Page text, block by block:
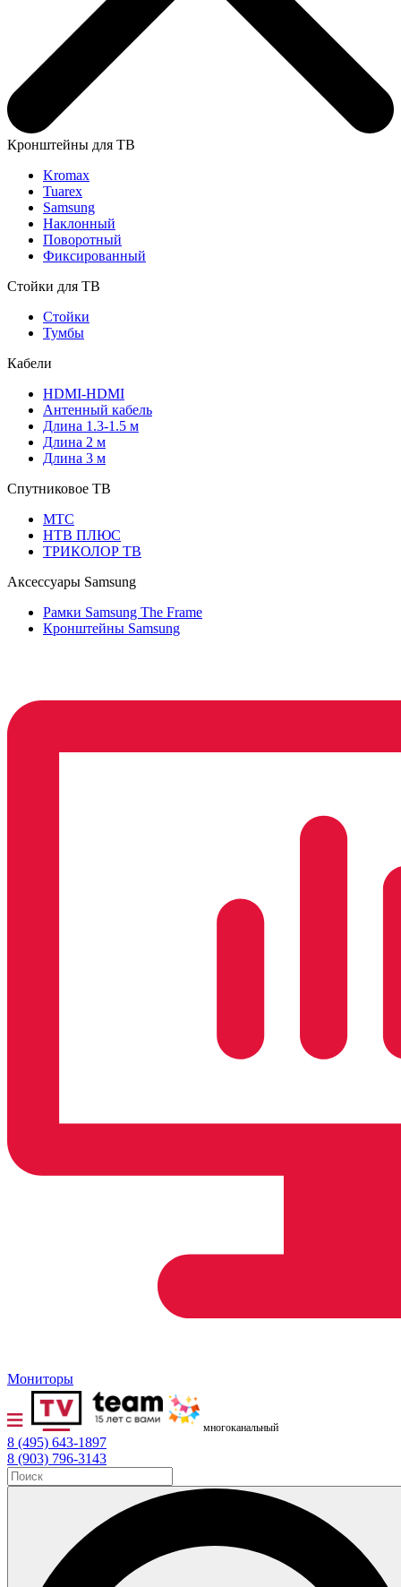
Кронштейны для ТВ
Kromax
Tuarex
Samsung
Наклонный
Поворотный
Фиксированный
Стойки для ТВ
Стойки
Тумбы
Кабели
HDMI-HDMI
Антенный кабель
Длина 1.3-1.5 м
Длина 2 м
Длина 3 м
Спутниковое ТВ
МТС
НТВ ПЛЮС
ТРИКОЛОР ТВ
Аксессуары Samsung
Рамки Samsung The Frame
Кронштейны Samsung
Мониторы
многоканальный
8 (495) 643-1897
8 (903) 796-3143